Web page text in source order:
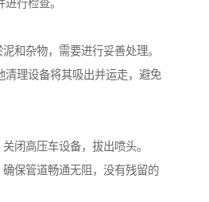
行检查。
和杂物，需要进行妥善处理。
清理设备将其吸出并运走，避免
闭高压车设备，拔出喷头。
保管道畅通无阻，没有残留的